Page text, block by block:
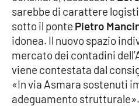
Politica
Sanità
Società
sarebbe di carattere
sotto il ponte Pietro
idonea. Il nuovo spazio
mercato dei contadini
viene contestata dal
«In via Asmara sostenuti
adeguamento strutturale».